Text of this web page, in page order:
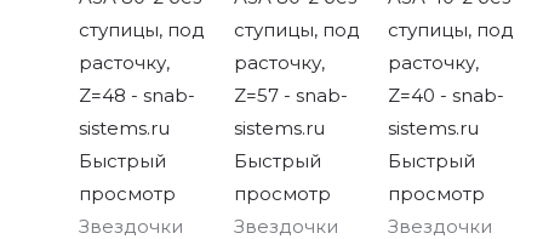
Быстрый
просмотр
Звездочки
Быстрый
просмотр
Звездочки
Быстрый
просмотр
Звездочки